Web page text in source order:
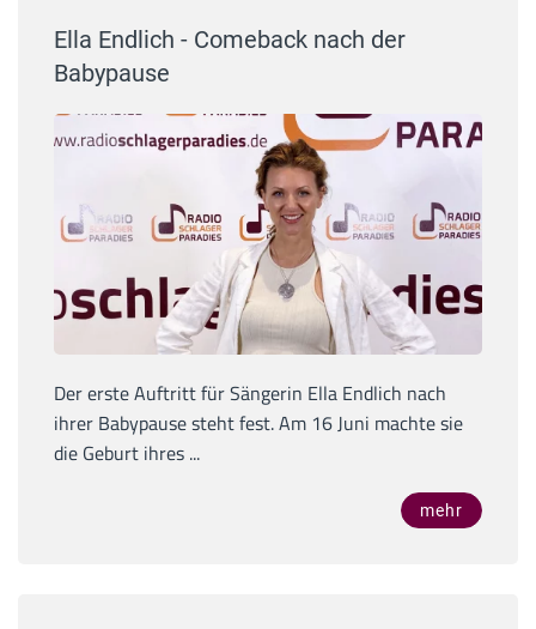
Ella Endlich - Comeback nach der
Babypause
Der erste Auftritt für Sängerin Ella Endlich nach
ihrer Babypause steht fest. Am 16 Juni machte sie
die Geburt ihres ...
mehr